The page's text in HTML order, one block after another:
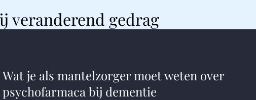
veranderend gedrag
Wat je als mantelzorger moet weten over
psychofarmaca bij dementie